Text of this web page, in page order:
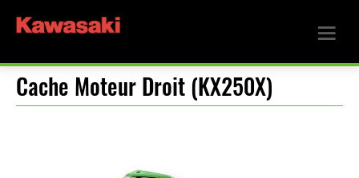
Cache Moteur Droit (KX250X)